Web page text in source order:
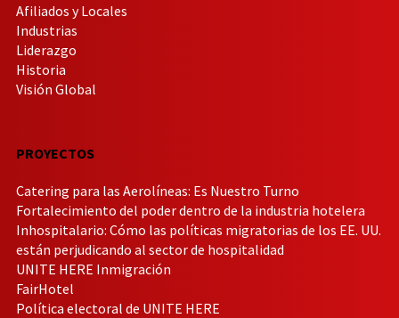
Afiliados y Locales
Industrias
Liderazgo
Historia
Visión Global
PROYECTOS
Catering para las Aerolíneas: Es Nuestro Turno
Fortalecimiento del poder dentro de la industria hotelera
Inhospitalario: Cómo las políticas migratorias de los EE. UU.
están perjudicando al sector de hospitalidad
UNITE HERE Inmigración
FairHotel
Política electoral de UNITE HERE